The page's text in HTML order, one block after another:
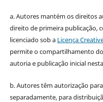
a. Autores mantém os direitos
direito de primeira publicação,
licenciado sob a Licença
permite o compartilhamento
autoria e publicação inicial
b. Autores têm autorização
separadamente, para